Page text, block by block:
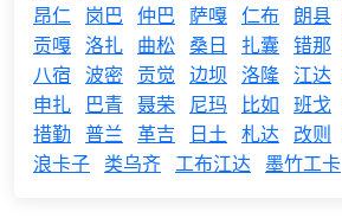
昂仁 岗巴 仲巴 萨嘎 仁布 朗县
贡嘎 洛扎 曲松 桑日 扎囊 错那
八宿 波密 贡觉 边坝 洛隆 江达
申扎
巴青 聂荣 尼玛 比如 班戈
措勤 普兰 革吉 日土 札达 改则
浪卡子 类乌齐 工布江达 墨竹工卡